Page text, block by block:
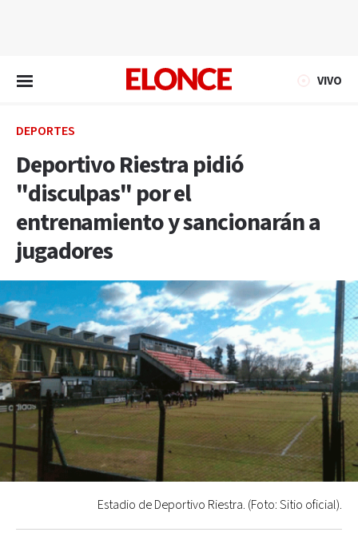
VIVO
DEPORTES
Deportivo Riestra pidió
"disculpas" por el
entrenamiento y sancionarán a
jugadores
Estadio de Deportivo Riestra. (Foto: Sitio oficial).